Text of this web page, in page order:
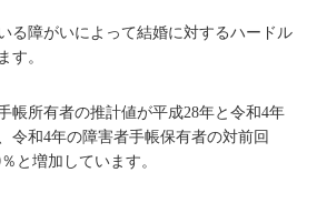
る障がいによって結婚に対するハードル
す。
帳所有者の推計値が平成28年と令和4年
令和4年の障害者手帳保有者の対前回
と増加しています。